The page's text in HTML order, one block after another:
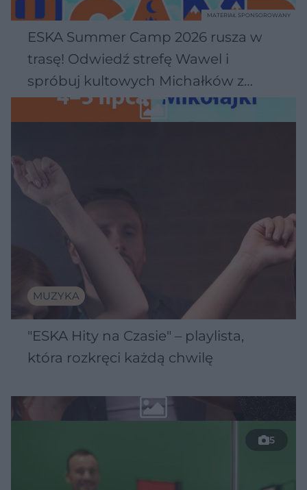
ESKA Summer Camp 2026 rusza w
trasę! Odwiedź strefę Wawel i
spróbuj kultowych Michałków z
Wawelu
MATERIAŁ SPONSOROWANY
MUZYKA
"ESKA Hity na Czasie" – playlista,
która rozkręci każdą chwilę
5